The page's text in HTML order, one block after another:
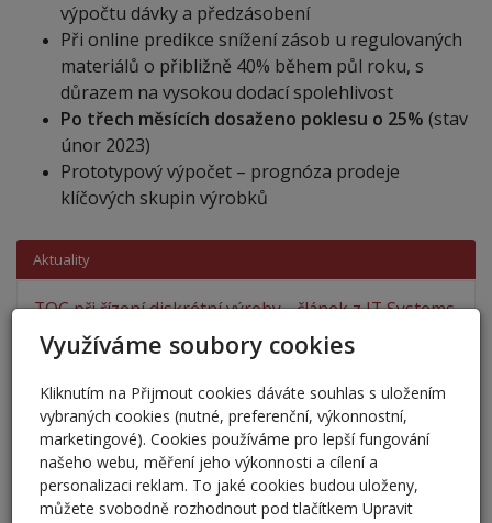
výpočtu dávky a předzásobení
Při online predikce snížení zásob u regulovaných
materiálů o přibližně 40% během půl roku, s
důrazem na vysokou dodací spolehlivost
Po třech měsících dosaženo poklesu o 25% (stav
únor 2023)
Prototypový výpočet – prognóza prodeje
klíčových skupin výrobků
Aktuality
TOC při řízení diskrétní výroby - článek z IT Systems
16. 7. 2026
Teorie omezení (Theory of Constraints, TOC) patří k
Golfová paralela
13. 7. 2026
Na golfovém hřišti si člověk uvědomí jednu zajímavou
věc.Nestačí přemýšlet jen nad další ranou.…
Využíváme soubory cookies
Kliknutím na Přijmout cookies dáváte souhlas s uložením
vybraných cookies (nutné, preferenční, výkonnostní,
marketingové). Cookies používáme pro lepší fungování
našeho webu, měření jeho výkonnosti a cílení a
personalizaci reklam. To jaké cookies budou uloženy,
můžete svobodně rozhodnout pod tlačítkem Upravit